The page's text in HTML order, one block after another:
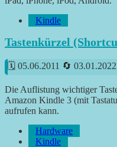
Kindle
Tastenkürzel
05.06.2011 03.01.2022
Die Auflistung wichtiger
Amazon Kindle 3 (mit
aufrufen kann.
Hardware
Kindle